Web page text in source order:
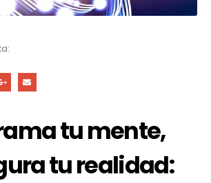
tu mente,
tu realidad: